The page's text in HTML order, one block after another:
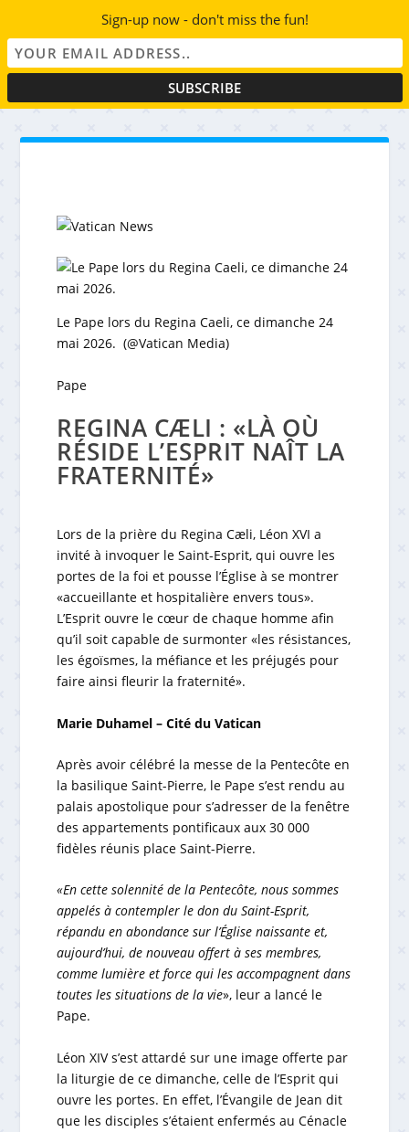
Le Pape lors du Regina Caeli, ce dimanche 24
mai 2026. (@Vatican Media)
Pape
REGINA CÆLI : «LÀ OÙ
RÉSIDE L’ESPRIT NAÎT LA
FRATERNITÉ»
Lors de la prière du Regina Cæli, Léon XVI a
invité à invoquer le Saint-Esprit, qui ouvre les
portes de la foi et pousse l’Église à se montrer
«accueillante et hospitalière envers tous».
L’Esprit ouvre le cœur de chaque homme afin
qu’il soit capable de surmonter «les résistances,
les égoïsmes, la méfiance et les préjugés pour
faire ainsi fleurir la fraternité».
Marie Duhamel – Cité du Vatican
Après avoir célébré la messe de la Pentecôte en
la basilique Saint-Pierre, le Pape s’est rendu au
palais apostolique pour s’adresser de la fenêtre
des appartements pontificaux aux 30 000
fidèles réunis place Saint-Pierre.
«En cette solennité de la Pentecôte, nous sommes
appelés à contempler le don du Saint-Esprit,
répandu en abondance sur l’Église naissante et,
aujourd’hui, de nouveau offert à ses membres,
comme lumière et force qui les accompagnent dans
toutes les situations de la vie», leur a lancé le
Pape.
Léon XIV s’est attardé sur une image offerte par
la liturgie de ce dimanche, celle de l’Esprit qui
ouvre les portes. En effet, l’Évangile de Jean dit
que les disciples s’étaient enfermés au Cénacle
Sign-up now - don't miss the fun!